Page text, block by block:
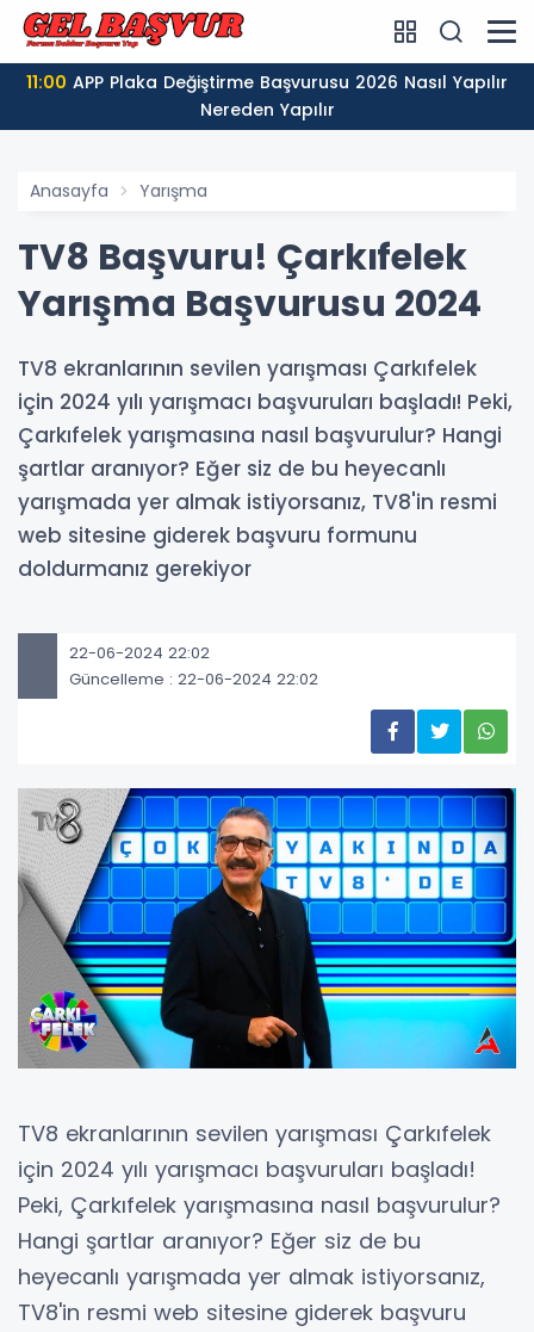
11:00
Nereden Yapılır
Anasayfa Yarışma
TV8 Başvuru! Çarkıfelek
Yarışma Başvurusu 2024
TV8 ekranlarının sevilen yarışması Çarkıfelek
için 2024 yılı yarışmacı başvuruları başladı! Peki,
Çarkıfelek yarışmasına nasıl başvurulur? Hangi
şartlar aranıyor? Eğer siz de bu heyecanlı
yarışmada yer almak istiyorsanız, TV8'in resmi
web sitesine giderek başvuru formunu
doldurmanız gerekiyor
22-06-2024 22:02
Güncelleme : 22-06-2024 22:02
TV8 ekranlarının sevilen yarışması Çarkıfelek
için 2024 yılı yarışmacı başvuruları başladı!
Peki, Çarkıfelek yarışmasına nasıl başvurulur?
Hangi şartlar aranıyor? Eğer siz de bu
heyecanlı yarışmada yer almak istiyorsanız,
TV8'in resmi web sitesine giderek başvuru